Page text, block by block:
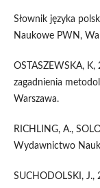
Słownik języka
Naukowe PWN,
OSTASZEWSKA,
zagadnienia
Warszawa.
RICHLING, A.,
Wydawnictwo
SUCHODOLSKI, J.,